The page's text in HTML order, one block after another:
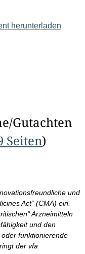
herunterladen
Gutachten
Seiten)
und
Act“ (CMA) ein.
Arzneimitteln
und den
funktionierende
der vfa